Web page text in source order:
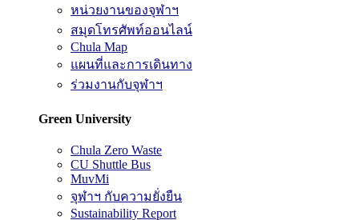
หน่วยงานของจุฬาฯ
สมุดโทรศัพท์ออนไลน์
Chula Map
แผนที่และการเดินทาง
ร่วมงานกับจุฬาฯ
Green University
Chula Zero Waste
CU Shuttle Bus
MuvMi
จุฬาฯ กับความยั่งยืน
Sustainability Report